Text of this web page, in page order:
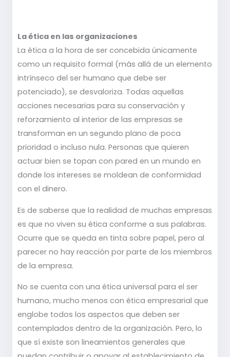
La ética en las organizaciones
La ética a la hora de ser concebida únicamente
como un requisito formal (más allá de un elemento
intrínseco del ser humano que debe ser
potenciado), se desvaloriza. Todas aquellas
acciones necesarias para su conservación y
reforzamiento al interior de las empresas se
transforman en un segundo plano de poca
prioridad o incluso nula. Personas que quieren
actuar bien se topan con pared en un mundo en
donde los intereses se moldean de conformidad
con el dinero.
Es de saberse que la realidad de muchas empresas
es que no viven su ética conforme a sus palabras.
Ocurre que se queda en tinta sobre papel, pero al
parecer no hay reacción por parte de los miembros
de la empresa.
No se cuenta con una ética universal para el ser
humano, mucho menos con ética empresarial que
englobe todos los aspectos que deben ser
contemplados dentro de la organización. Pero, lo
que sí existe son lineamientos generales que